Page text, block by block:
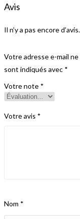
Avis
Il n’y a pas encore d’avis.
Votre adresse e-mail
sont indiqués avec *
Votre note *
Votre avis *
Nom *